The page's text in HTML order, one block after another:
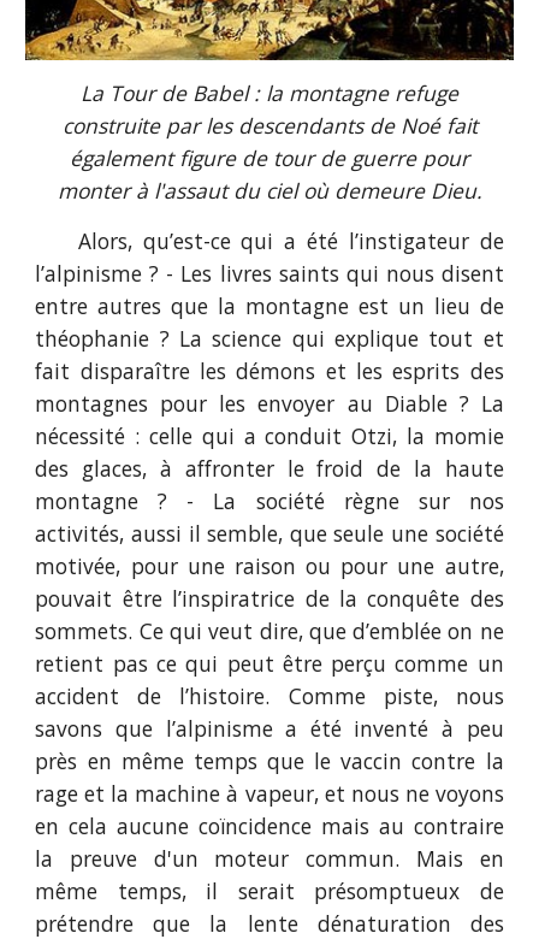
La Tour de Babel : la montagne refuge
construite par les descendants de Noé fait
également figure de tour de guerre pour
monter à l'assaut du ciel où demeure Dieu.
Alors, qu’est-ce qui a été l’instigateur de
l’alpinisme ? - Les livres saints qui nous disent
entre autres que la montagne est un lieu de
théophanie ? La science qui explique tout et
fait disparaître les démons et les esprits des
montagnes pour les envoyer au Diable ? La
nécessité : celle qui a conduit Otzi, la momie
des glaces, à affronter le froid de la haute
montagne ? - La société règne sur nos
activités, aussi il semble, que seule une société
motivée, pour une raison ou pour une autre,
pouvait être l’inspiratrice de la conquête des
sommets. Ce qui veut dire, que d’emblée on ne
retient pas ce qui peut être perçu comme un
accident de l’histoire. Comme piste, nous
savons que l’alpinisme a été inventé à peu
près en même temps que le vaccin contre la
rage et la machine à vapeur, et nous ne voyons
en cela aucune coïncidence mais au contraire
la preuve d'un moteur commun. Mais en
même temps, il serait présomptueux de
prétendre que la lente dénaturation des